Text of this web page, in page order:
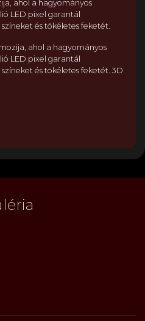
ahol a hagyományos
LED pixel garantál
és tökéletes feketét.
ahol a hagyományos
LED pixel garantál
és tökéletes feketét. 3D